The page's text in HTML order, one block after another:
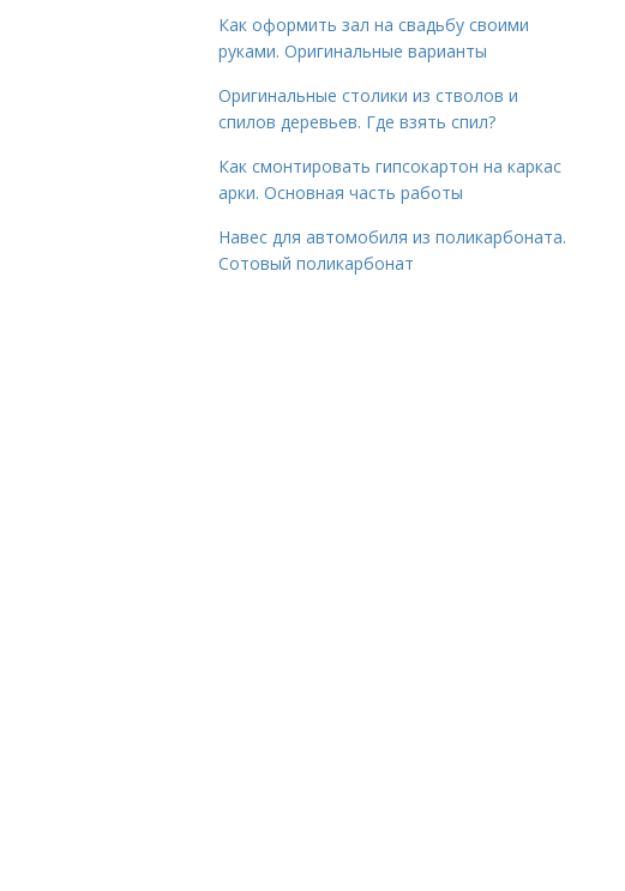
Как оформить зал на свадьбу своими
руками. Оригинальные варианты
Оригинальные столики из стволов и
спилов деревьев. Где взять спил?
Как смонтировать гипсокартон на каркас
арки. Основная часть работы
Навес для автомобиля из поликарбоната.
Сотовый поликарбонат